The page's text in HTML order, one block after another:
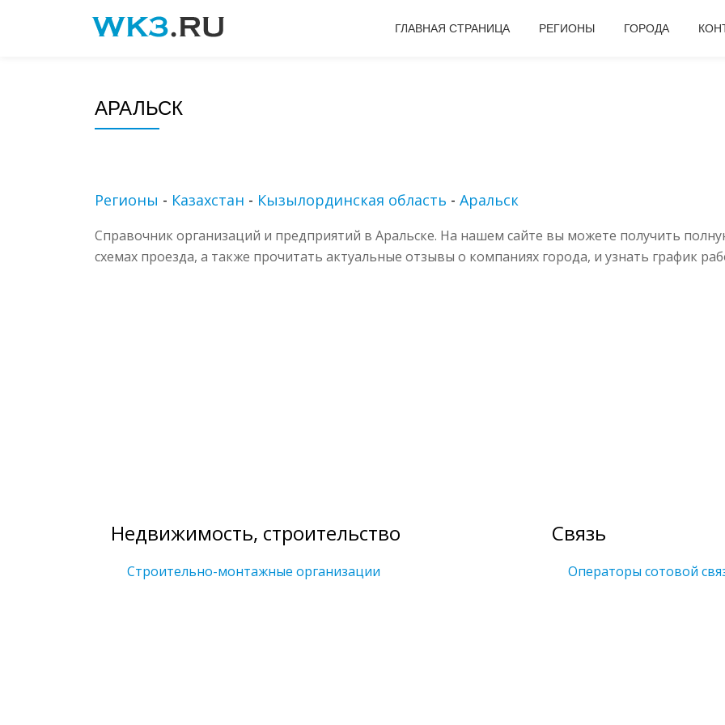
ГЛАВНАЯ СТРАНИЦА РЕГИОНЫ ГОРОДА
АРАЛЬСК
Регионы - Казахстан - Кызылординская область - Аральск
Справочник организаций и предприятий в Аральске. На нашем сайте вы можете получить
схемах проезда, а также прочитать актуальные отзывы о компаниях города, и узнать график
Недвижимость, строительство
Строительно-монтажные организации
Связь
Операторы сотовой